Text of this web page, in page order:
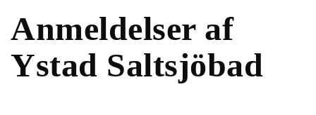
Anmeldelser af
Ystad Saltsjöbad